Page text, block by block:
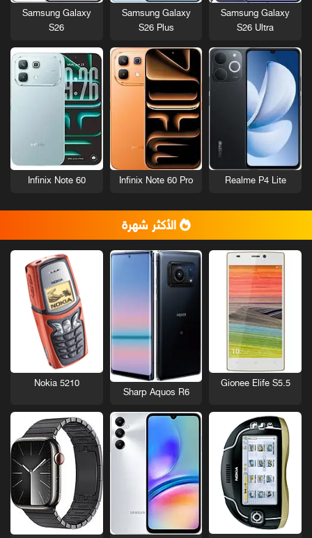
Samsung Galaxy
S26 Ultra
Samsung Galaxy
S26 Plus
Samsung Galaxy
S26
Realme P4 Lite
Infinix Note 60 Pro
Infinix Note 60
الأكثر شهرة
Gionee Elife S5.5
Sharp Aquos R6
Nokia 5210